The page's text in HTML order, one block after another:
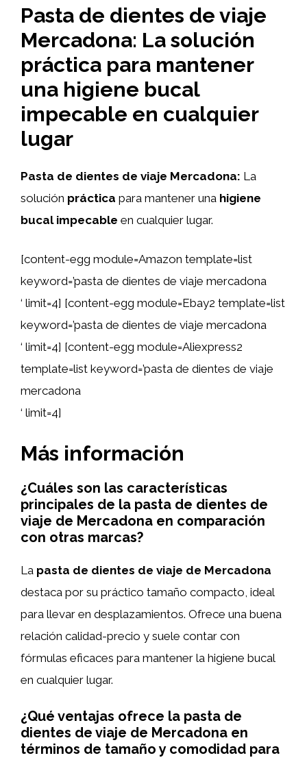
Pasta de dientes de viaje
Mercadona: La solución
práctica para mantener
una higiene bucal
impecable en cualquier
lugar
Pasta de dientes de viaje Mercadona: La
solución práctica para mantener una higiene
bucal impecable en cualquier lugar.
[content-egg module=Amazon template=list
keyword=’pasta de dientes de viaje mercadona
‘ limit=4] [content-egg module=Ebay2 template=list
keyword=’pasta de dientes de viaje mercadona
‘ limit=4] [content-egg module=Aliexpress2
template=list keyword=’pasta de dientes de viaje
mercadona
‘ limit=4]
Más información
¿Cuáles son las características
principales de la pasta de dientes de
viaje de Mercadona en comparación
con otras marcas?
La pasta de dientes de viaje de Mercadona
destaca por su práctico tamaño compacto, ideal
para llevar en desplazamientos. Ofrece una buena
relación calidad-precio y suele contar con
fórmulas eficaces para mantener la higiene bucal
en cualquier lugar.
¿Qué ventajas ofrece la pasta de
dientes de viaje de Mercadona en
términos de tamaño y comodidad para